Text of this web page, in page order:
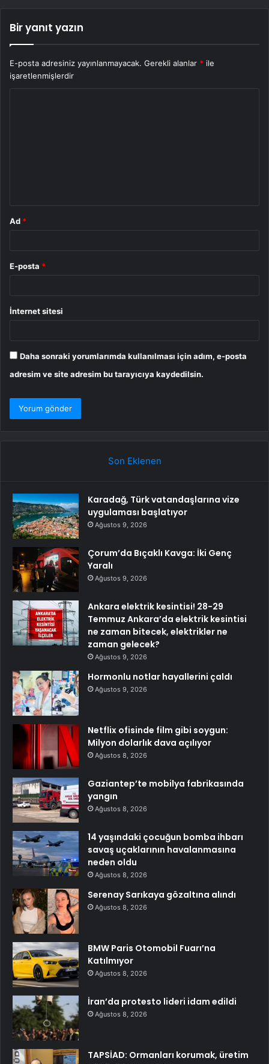
Bir yanıt yazın
E-posta adresiniz yayınlanmayacak. Gerekli alanlar * ile
işaretlenmişlerdir
Ad *
E-posta *
İnternet sitesi
Daha sonraki yorumlarımda kullanılması için adım, e-posta
adresim ve site adresim bu tarayıcıya kaydedilsin.
Son Eklenen
Karadağ, Türk vatandaşlarına vize
uygulaması başlatıyor
Ağustos 9, 2026
Çorum’da Bıçaklı Kavga: İki Genç
Yaralı
Ağustos 9, 2026
Ankara elektrik kesintisi! 28-29
Temmuz Ankara’da elektrik kesintisi
ne zaman bitecek, elektrikler ne
zaman gelecek?
Ağustos 9, 2026
Hormonlu notlar hayallerini çaldı
Ağustos 9, 2026
Netflix ofisinde film gibi soygun:
Milyon dolarlık dava açılıyor
Ağustos 8, 2026
Gaziantep’te mobilya fabrikasında
yangın
Ağustos 8, 2026
14 yaşındaki çocuğun bomba ihbarı
savaş uçaklarının havalanmasına
neden oldu
Ağustos 8, 2026
Serenay Sarıkaya gözaltına alındı
Ağustos 8, 2026
BMW Paris Otomobil Fuarı’na
Katılmıyor
Ağustos 8, 2026
İran’da protesto lideri idam edildi
Ağustos 8, 2026
TAPSİAD: Ormanları korumak, üretim